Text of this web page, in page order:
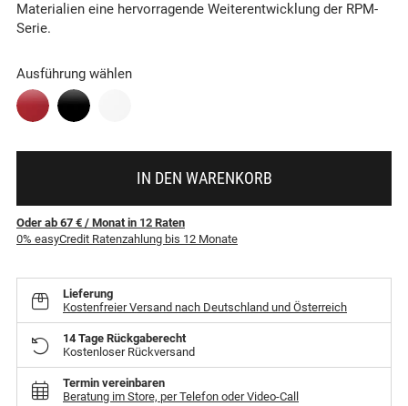
Materialien eine hervorragende Weiterentwicklung der RPM-
Serie.
Ausführung wählen
IN DEN WARENKORB
Oder ab 67 € / Monatin 12 Raten
0% easyCredit Ratenzahlung bis 12 Monate
Lieferung
Kostenfreier Versand nach Deutschland und Österreich
14 Tage Rückgaberecht
Kostenloser Rückversand
Termin vereinbaren
Beratung im Store, per Telefon oder Video-Call